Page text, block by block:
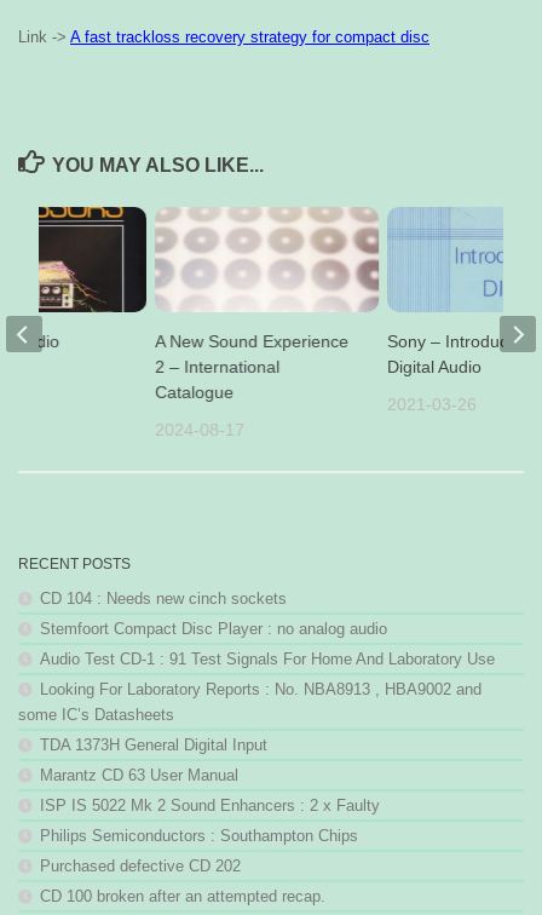
Link -> A fast trackloss recovery strategy for compact disc
YOU MAY ALSO LIKE...
A New Sound Experience
2 – International
Catalogue
2024-08-17
Sony – Introduction
Digital Audio
2021-03-26
Audio
RECENT POSTS
CD 104 : Needs new cinch sockets
Stemfoort Compact Disc Player : no analog audio
Audio Test CD-1 : 91 Test Signals For Home And Laboratory Use
Looking For Laboratory Reports : No. NBA8913 , HBA9002 and
some IC’s Datasheets
TDA 1373H General Digital Input
Marantz CD 63 User Manual
ISP IS 5022 Mk 2 Sound Enhancers : 2 x Faulty
Philips Semiconductors : Southampton Chips
Purchased defective CD 202
CD 100 broken after an attempted recap.